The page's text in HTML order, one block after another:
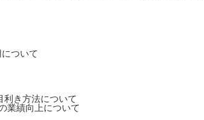
ついて
利き方法について
業績向上について